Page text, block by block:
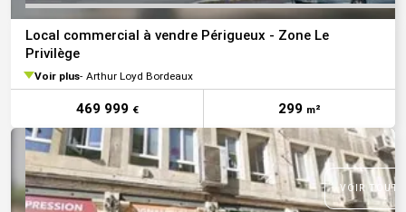
Local commercial à vendre Périgueux - Zone Le
Privilège
Voir plus Arthur Loyd Bordeaux
469 999 € 299 m²
VOIR